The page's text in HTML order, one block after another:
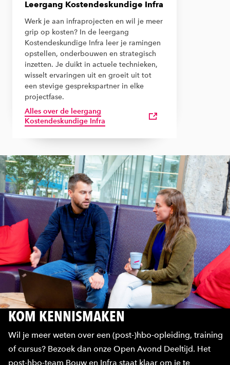
Leergang Kostendeskundige Infra
Werk je aan infraprojecten en wil je meer
grip op kosten? In de leergang
Kostendeskundige Infra leer je ramingen
opstellen, onderbouwen en strategisch
inzetten. Je duikt in actuele technieken,
wisselt ervaringen uit en groeit uit tot
een stevige gesprekspartner in elke
projectfase.
Alles over de leergang
Kostendeskundige Infra
KOM KENNISMAKEN
Wil je meer weten over een (post-)hbo-opleiding, training
of cursus? Bezoek dan onze Open Avond Deeltijd. Het
post-hbo-team Bouw en Infra staat klaar om je te